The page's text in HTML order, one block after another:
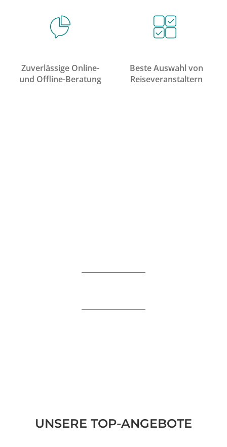
Zuverlässige Online-
und Offline-Beratung
Beste Auswahl von
Reiseveranstaltern
UNSERE TOP-ANGEBOTE